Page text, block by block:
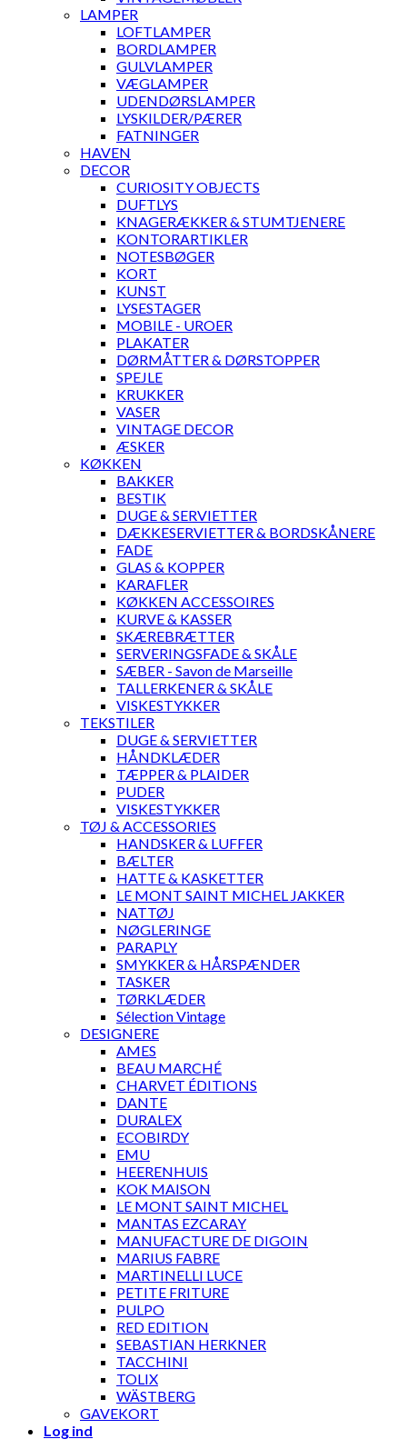
LAMPER
LOFTLAMPER
BORDLAMPER
GULVLAMPER
VÆGLAMPER
UDENDØRSLAMPER
LYSKILDER/PÆRER
FATNINGER
HAVEN
DECOR
CURIOSITY OBJECTS
DUFTLYS
KNAGERÆKKER & STUMTJENERE
KONTORARTIKLER
NOTESBØGER
KORT
KUNST
LYSESTAGER
MOBILE - UROER
PLAKATER
DØRMÅTTER & DØRSTOPPER
SPEJLE
KRUKKER
VASER
VINTAGE DECOR
ÆSKER
KØKKEN
BAKKER
BESTIK
DUGE & SERVIETTER
DÆKKESERVIETTER & BORDSKÅNERE
FADE
GLAS & KOPPER
KARAFLER
KØKKEN ACCESSOIRES
KURVE & KASSER
SKÆREBRÆTTER
SERVERINGSFADE & SKÅLE
SÆBER - Savon de Marseille
TALLERKENER & SKÅLE
VISKESTYKKER
TEKSTILER
DUGE & SERVIETTER
HÅNDKLÆDER
TÆPPER & PLAIDER
PUDER
VISKESTYKKER
TØJ & ACCESSORIES
HANDSKER & LUFFER
BÆLTER
HATTE & KASKETTER
LE MONT SAINT MICHEL JAKKER
NATTØJ
NØGLERINGE
PARAPLY
SMYKKER & HÅRSPÆNDER
TASKER
TØRKLÆDER
Sélection Vintage
DESIGNERE
AMES
BEAU MARCHÉ
CHARVET ÉDITIONS
DANTE
DURALEX
ECOBIRDY
EMU
HEERENHUIS
KOK MAISON
LE MONT SAINT MICHEL
MANTAS EZCARAY
MANUFACTURE DE DIGOIN
MARIUS FABRE
MARTINELLI LUCE
PETITE FRITURE
PULPO
RED EDITION
SEBASTIAN HERKNER
TACCHINI
TOLIX
WÄSTBERG
GAVEKORT
Log ind